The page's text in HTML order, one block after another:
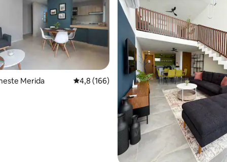
z 5, počet hodnotení: 113
Merida Priemerné ohodnotenie 4,8 z 5, počet
4,8 (166)